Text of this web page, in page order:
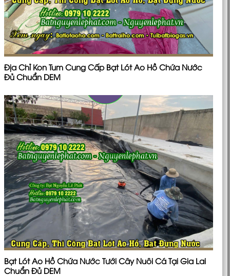
Địa Chỉ Kon Tum Cung Cấp Bạt Lót Ao Hồ Chứa Nước
Đủ Chuẩn DEM
Bạt Lót Ao Hồ Chứa Nước Tưới Cây Nuôi Cá Tại Gia Lai
Chuẩn Đủ DEM